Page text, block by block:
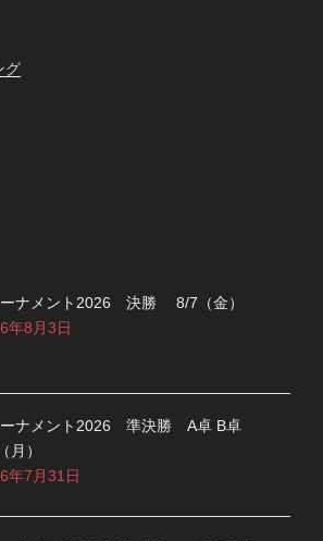
グ
ーナメント2026 決勝 8/7（金）
年8月3日
ーナメント2026 準決勝 A卓 B卓
月）
年7月31日